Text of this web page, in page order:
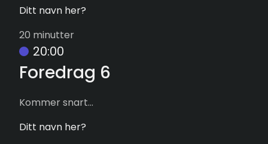
Ditt navn her?
20 minutter
20:00
Foredrag 6
Kommer snart...
Ditt navn her?